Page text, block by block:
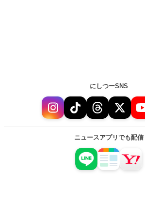
にしつーSNS
ニュースアプリでも配信